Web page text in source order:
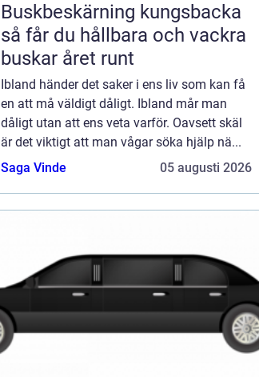
Buskbeskärning kungsbacka
så får du hållbara och vackra
buskar året runt
Ibland händer det saker i ens liv som kan få
en att må väldigt dåligt. Ibland mår man
dåligt utan att ens veta varför. Oavsett skäl
är det viktigt att man vågar söka hjälp nä...
Saga Vinde
05 augusti 2026